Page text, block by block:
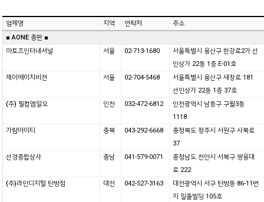
업체명 지역 연락처
주소
■ AONE 총판 ■
아토즈인터내셔널
서울 02-713-1680
서울특별시 용산구 한강로2가 선
인상가 22동 1층 E-01호
제이에이치비젼
서울 02-704-5468
서울특별시 용산구 새창로 181
선인상가 22동 1층 37호
(주) 필컴엠알오
인천 032-472-6812
인천광역시 남동구 구월3동
1118
가람아이티
충북 043-292-6668
충청북도 청주시 서원구 사북로
37
선경종합상사
충남 041-579-0071
충청남도 천안시 서북구 쌍용대
로 222
(주)라인디지털 탄방점
대전 042-527-3163
대전광역시 서구 탄방동 86-11번
지 일출빌딩 105호